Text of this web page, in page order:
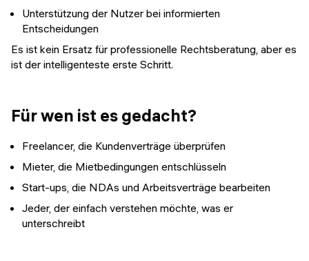
Unterstützung der Nutzer bei informierten
Entscheidungen
Es ist kein Ersatz für professionelle Rechtsberatung, aber es
ist der intelligenteste erste Schritt.
Für wen ist es gedacht?
Freelancer, die Kundenverträge überprüfen
Mieter, die Mietbedingungen entschlüsseln
Start-ups, die NDAs und Arbeitsverträge bearbeiten
Jeder, der einfach verstehen möchte, was er
unterschreibt